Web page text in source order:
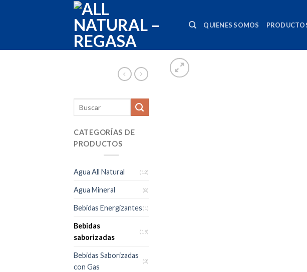
QUIENES SOMOS
CATEGORÍAS DE
PRODUCTOS
Agua All Natural (12)
Agua Mineral (8)
Bebidas Energizantes(1)
Bebidas
saborizadas
(19)
Bebidas Saborizadas
con Gas
(3)